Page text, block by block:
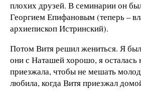
плохих друзей. В семинарии он
Георгием Епифановым (теперь –
архиепископ Истринский).
Потом Витя решил жениться. Я
они с Наташей хорошо, я осталась
приезжала, чтобы не мешать
любила, когда Витя приезжал